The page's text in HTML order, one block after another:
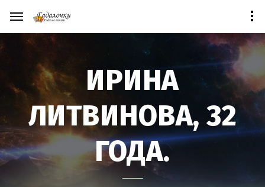
ИРИНА
ЛИТВИНОВА, 32
ГОДА.